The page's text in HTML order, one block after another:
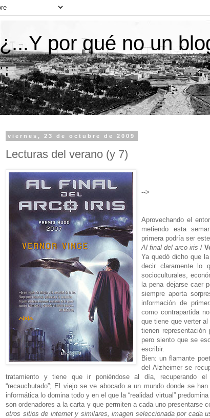
¿...Y por qué no un
viernes, 23 de octubre de 2009
Lecturas del verano (y 7)
-->
Aprovechando el
metiendo esta
primera podría ser
Al final del arco iris /
Ya quedó dicho que
decir claramente lo
socioculturales,
la pena dejarse caer
siempre aporta
información de
como contrapartida
que tiene que verter
tienen
pero siento que se
escribir.
Bien: un flamante
del Alzheimer se
tratamiento y tiene que ir poniéndose al día, recuperando
“recauchutado”; El viejo se ve abocado a un mundo donde se
informática lo domina todo y en el que la “realidad virtual”
son ordenadores a la carta y que permiten a cada uno presentarse
otros sitios de internet y similares, imagen seleccionada por cada